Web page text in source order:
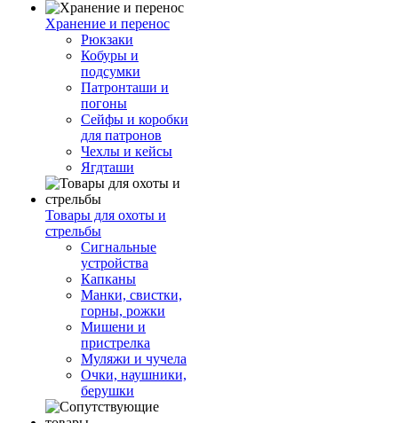
Хранение и перенос
Рюкзаки
Кобуры и
подсумки
Патронташи и
погоны
Сейфы и коробки
для патронов
Чехлы и кейсы
Ягдташи
Товары для охоты и
стрельбы
Сигнальные
устройства
Капканы
Манки, свистки,
горны, рожки
Мишени и
пристрелка
Муляжи и чучела
Очки, наушники,
берушки